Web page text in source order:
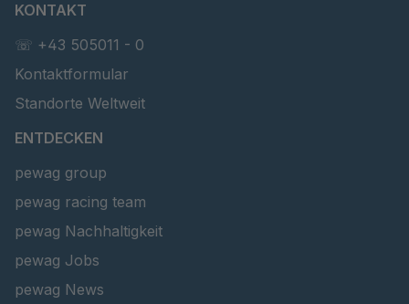
KONTAKT
☏ +43 505011 - 0
Kontaktformular
Standorte Weltweit
ENTDECKEN
pewag group
pewag racing team
pewag Nachhaltigkeit
pewag Jobs
pewag News